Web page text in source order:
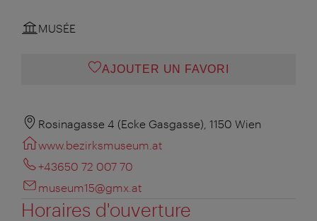
MUSÉE
AJOUTER UN FAVORI
Rosinagasse 4 (Ecke Gasgasse), 1150 Wien
www.bezirksmuseum.at
+43650 72 007 70
museum15@gmx.at
Horaires d'ouverture